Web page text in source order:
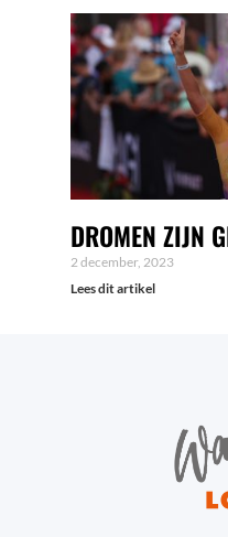
DROMEN ZIJN
2 december, 2023
Lees dit artikel